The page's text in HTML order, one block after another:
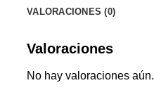
VALORACIONES (0)
Valoraciones
No hay valoraciones aún.